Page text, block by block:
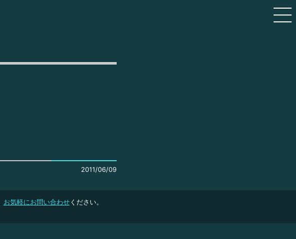
2011/06/09
お気軽にお問い合わせください。